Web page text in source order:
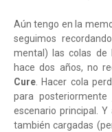
Aún tengo en la
seguimos
mental) las colas de
hace dos años, no
Cure. Hacer cola
para
escenario principal.
también cargadas